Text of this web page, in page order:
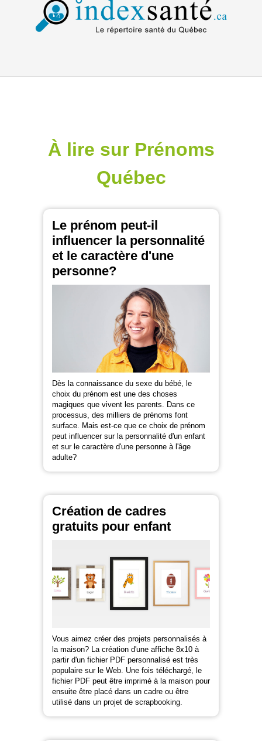
À lire sur Prénoms
Québec
Le prénom peut-il
influencer la personnalité
et le caractère d'une
personne?
Dès la connaissance du sexe du bébé, le
choix du prénom est une des choses
magiques que vivent les parents. Dans ce
processus, des milliers de prénoms font
surface. Mais est-ce que ce choix de prénom
peut influencer sur la personnalité d'un enfant
et sur le caractère d'une personne à l'âge
adulte?
Création de cadres
gratuits pour enfant
Vous aimez créer des projets personnalisés à
la maison? La création d'une affiche 8x10 à
partir d'un fichier PDF personnalisé est très
populaire sur le Web. Une fois téléchargé, le
fichier PDF peut être imprimé à la maison pour
ensuite être placé dans un cadre ou être
utilisé dans un projet de scrapbooking.